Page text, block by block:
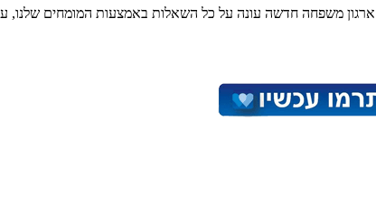
משפחה חדשה עונה על כל השאלות באמצעות המומחים שלנו,